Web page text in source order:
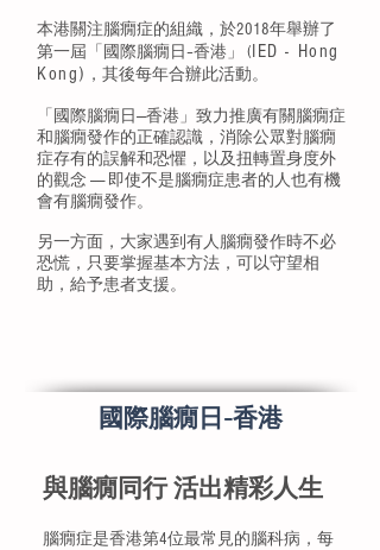
本港關注腦癇症的組織，於2018年舉辦了
第一屆「國際腦癇日–香港」 (IED - Hong
Kong) ，其後每年合辦此活動。
「國際腦癇日----香港」致力推廣有關腦癇症
和腦癇發作的正確認識，消除公眾對腦癇
症存有的誤解和恐懼，以及扭轉置身度外
的觀念 ------ 即使不是腦癇症患者的人也有機
會有腦癇發作。
另一方面，大家遇到有人腦癇發作時不必
恐慌，只要掌握基本方法，可以守望相
助，給予患者支援。
​國際腦癇日-香港
與腦癇同行 活出精彩人生
腦癇症是香港第4位最常見的腦科病，每